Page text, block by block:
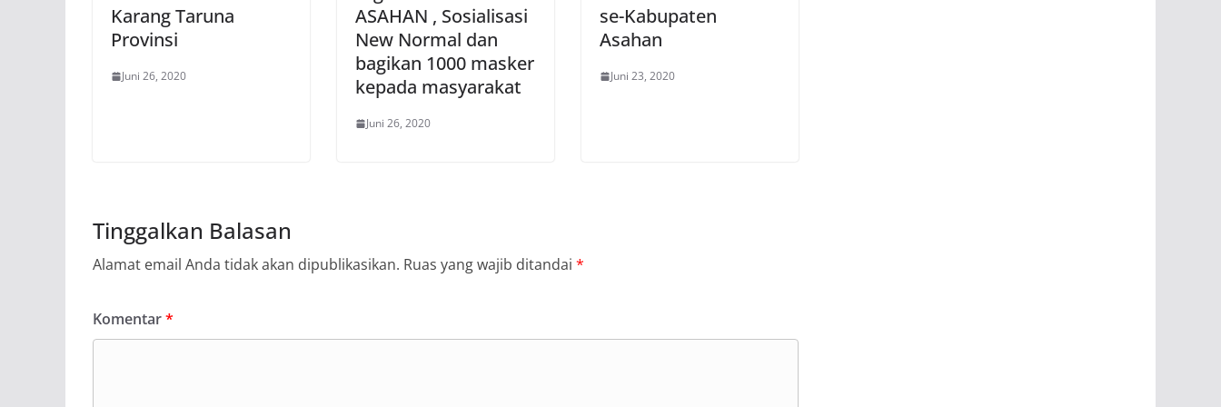
Karang Taruna
Provinsi
Juni 26, 2020
ASAHAN , Sosialisasi
New Normal dan
bagikan 1000 masker
kepada masyarakat
Juni 26, 2020
se-Kabupaten
Asahan
Juni 23, 2020
Tinggalkan Balasan
Alamat email Anda tidak akan dipublikasikan. Ruas yang wajib ditandai *
Komentar*